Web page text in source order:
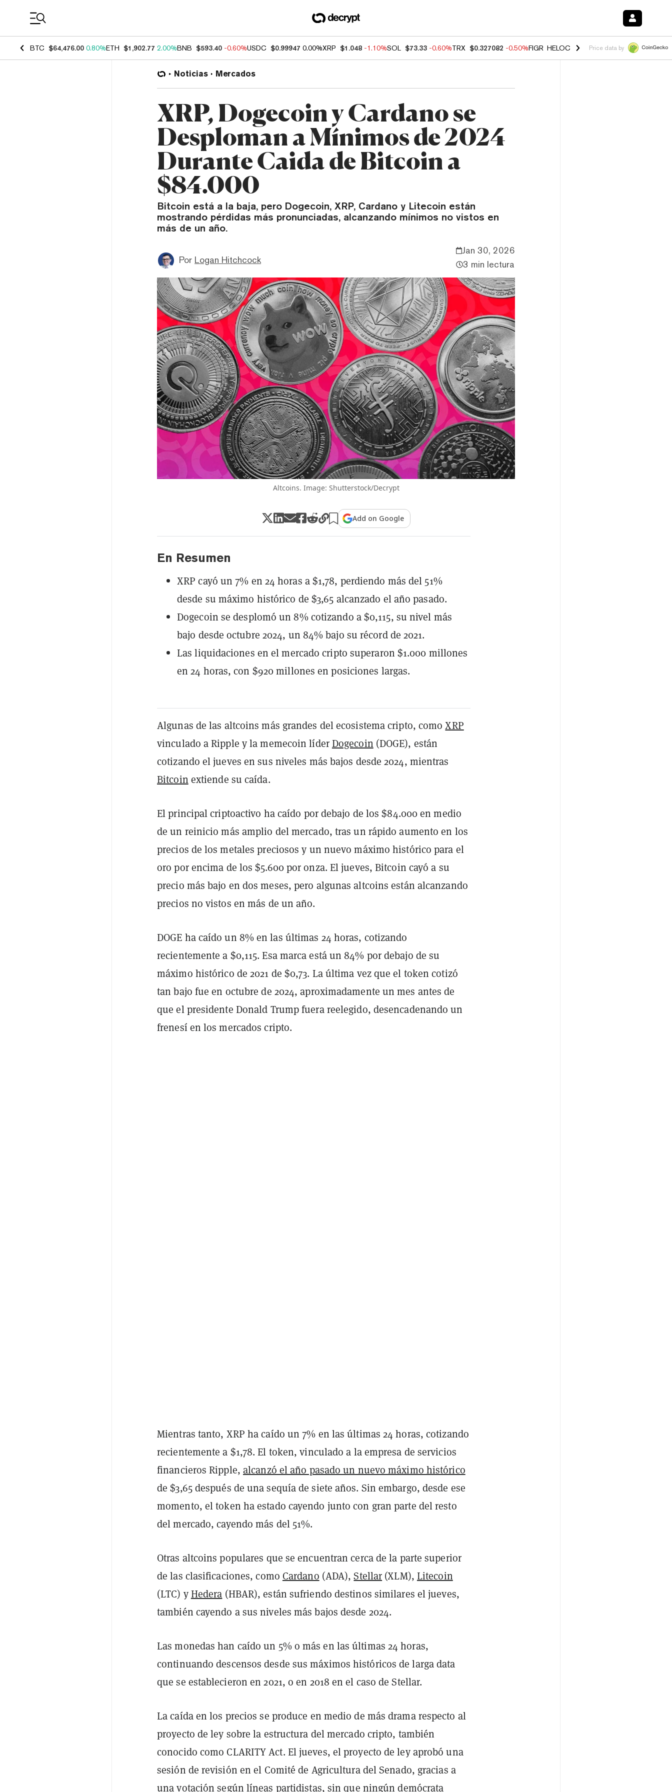
BTC $64,476.00 0.80%ETH $1,902.77 2.00%BNB $593.40 -0.60%USDC $0.99947 0.00%XRP $1.048 -1.10%SOL $73.33 -0.60%TRX $0.327082 -0.50%FIGR_HELOC $1.02 1.70%HYPE $55.14 -
Price data by
Noticias Mercados
XRP, Dogecoin y Cardano se
Desploman a Mínimos de 2024
Durante Caida de Bitcoin a
$84.000
Bitcoin está a la baja, pero Dogecoin, XRP, Cardano y Litecoin están
mostrando pérdidas más pronunciadas, alcanzando mínimos no vistos en
más de un año.
Por Logan Hitchcock
Jan 30, 2026
3 min lectura
Altcoins. Image: Shutterstock/Decrypt
Add on Google
En Resumen
XRP cayó un 7% en 24 horas a $1,78, perdiendo más del 51%
desde su máximo histórico de $3,65 alcanzado el año pasado.
Dogecoin se desplomó un 8% cotizando a $0,115, su nivel más
bajo desde octubre 2024, un 84% bajo su récord de 2021.
Las liquidaciones en el mercado cripto superaron $1.000 millones
en 24 horas, con $920 millones en posiciones largas.
Algunas de las altcoins más grandes del ecosistema cripto, comoXRP
vinculado a Ripple y la memecoin líderDogecoin (DOGE), están
cotizando el jueves en sus niveles más bajos desde 2024, mientras
Bitcoin extiende su caída.
El principal criptoactivo ha caído por debajo de los $84.000 en medio
de un reinicio más amplio del mercado, tras un rápido aumento en los
precios de los metales preciosos y un nuevo máximo histórico para el
oro por encima de los $5.600 por onza. El jueves, Bitcoin cayó a su
precio más bajo en dos meses, pero algunas altcoins están alcanzando
precios no vistos en más de un año.
DOGE ha caído un 8% en las últimas 24 horas, cotizando
recientemente a $0,115. Esa marca está un 84% por debajo de su
máximo histórico de 2021 de $0,73. La última vez que el token cotizó
tan bajo fue en octubre de 2024, aproximadamente un mes antes de
que el presidente Donald Trump fuera reelegido, desencadenando un
frenesí en los mercados cripto.
Mientras tanto, XRP ha caído un 7% en las últimas 24 horas, cotizando
recientemente a $1,78. El token, vinculado a la empresa de servicios
financieros Ripple,alcanzó el año pasado un nuevo máximo histórico
de $3,65 después de una sequía de siete años. Sin embargo, desde ese
momento, el token ha estado cayendo junto con gran parte del resto
del mercado, cayendo más del 51%.
Otras altcoins populares que se encuentran cerca de la parte superior
de las clasificaciones, como Cardano (ADA),Stellar (XLM), Litecoin
(LTC) yHedera (HBAR), están sufriendo destinos similares el jueves,
también cayendo a sus niveles más bajos desde 2024.
Las monedas han caído un 5% o más en las últimas 24 horas,
continuando descensos desde sus máximos históricos de larga data
que se establecieron en 2021, o en 2018 en el caso de Stellar.
La caída en los precios se produce en medio de más drama respecto al
proyecto de ley sobre la estructura del mercado cripto, también
conocido como CLARITY Act. El jueves, el proyecto de ley aprobó una
sesión de revisión en el Comité de Agricultura del Senado, gracias a
una votación según líneas partidistas, sin que ningún demócrata